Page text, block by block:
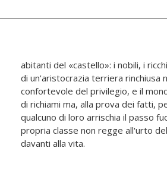
davanti alla vita.